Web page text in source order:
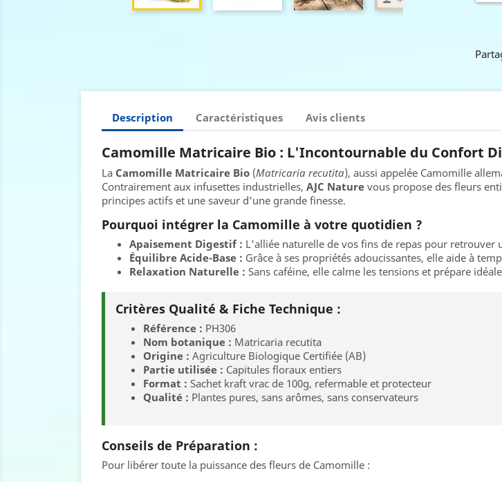
Description Caractéristiques Avis clients
Camomille Matricaire Bio : L'Incontournable du Confort
La Camomille Matricaire Bio (Matricaria recutita), aussi appelée Camomille
Contrairement aux infusettes industrielles, AJC Nature vous propose des fleurs
principes actifs et une saveur d'une grande finesse.
Pourquoi intégrer la Camomille à votre quotidien ?
Apaisement Digestif : L'alliée naturelle de vos fins de repas pour retrouver
Équilibre Acide-Base : Grâce à ses propriétés adoucissantes, elle aide à
Relaxation Naturelle : Sans caféine, elle calme les tensions et prépare
Critères Qualité & Fiche Technique :
Référence : PH306
Nom botanique : Matricaria recutita
Origine : Agriculture Biologique Certifiée (AB)
Partie utilisée : Capitules floraux entiers
Format : Sachet kraft vrac de 100g, refermable et protecteur
Qualité : Plantes pures, sans arômes, sans conservateurs
Conseils de Préparation :
Pour libérer toute la puissance des fleurs de Camomille :